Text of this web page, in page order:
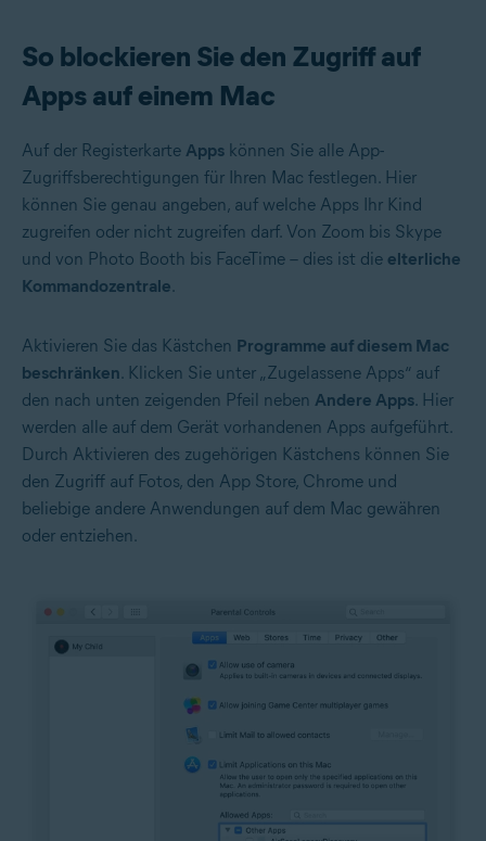
So blockieren Sie den Zugriff auf
Apps auf einem Mac
Auf der Registerkarte Apps können Sie alle App-
Zugriffsberechtigungen für Ihren Mac festlegen. Hier
können Sie genau angeben, auf welche Apps Ihr Kind
zugreifen oder nicht zugreifen darf. Von Zoom bis Skype
und von Photo Booth bis FaceTime – dies ist die elterliche
Kommandozentrale.
Aktivieren Sie das Kästchen Programme auf diesem Mac
beschränken. Klicken Sie unter „Zugelassene Apps“ auf
den nach unten zeigenden Pfeil neben Andere Apps. Hier
werden alle auf dem Gerät vorhandenen Apps aufgeführt.
Durch Aktivieren des zugehörigen Kästchens können Sie
den Zugriff auf Fotos, den App Store, Chrome und
beliebige andere Anwendungen auf dem Mac gewähren
oder entziehen.